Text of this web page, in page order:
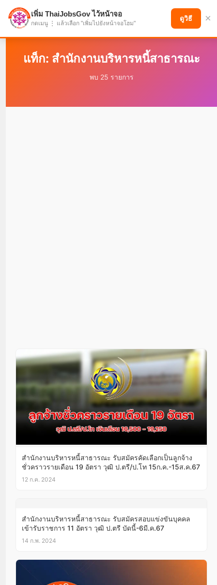
แบ่งปันโอกาส เพื่ออนาคตที่ก้าวหน้า
แท็ก: สำนักงานบริหารหนี้สาธารณะ
พบ 25 รายการ
สำนักงานบริหารหนี้สาธารณะ รับสมัครคัดเลือกเป็นลูกจ้าง
ชั่วคราวรายเดือน 19 อัตรา วุฒิ ป.ตรี/ป.โท 15ก.ค.-15ส.ค.67
12 ก.ค. 2024
สำนักงานบริหารหนี้สาธารณะ รับสมัครสอบแข่งขันบุคคล
เข้ารับราชการ 11 อัตรา วุฒิ ป.ตรี บัดนี้-6มี.ค.67
14 ก.พ. 2024
เพิ่ม ThaiJobsGov ไว้หน้าจอ
กดเมนู ⋮ แล้วเลือก "เพิ่มไปยังหน้าจอโฮม"
ดูวิธี ×